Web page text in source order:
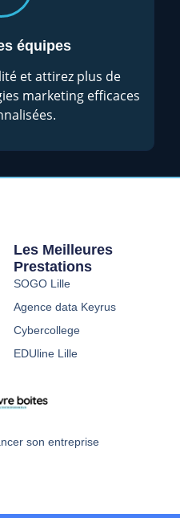
équipes
et attirez plus de
marketing efficaces
son entreprise
Les Meilleures
Prestations
SOGO Lille
Agence data Keyrus
Cybercollege
EDUline Lille